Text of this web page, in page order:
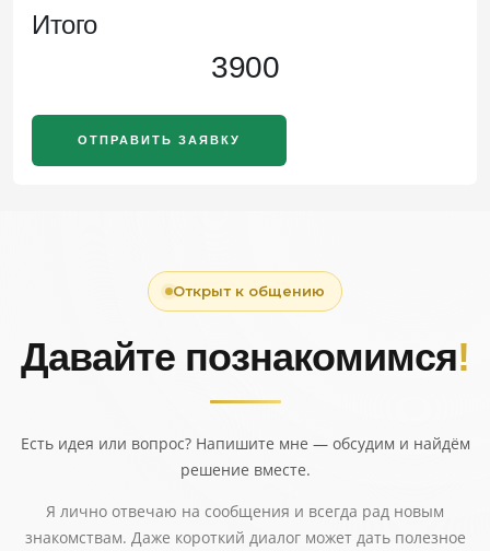
Итого
3900
ОТПРАВИТЬ ЗАЯВКУ
Открыт к общению
Давайте познакомимся!
Есть идея или вопрос? Напишите мне — обсудим и найдём
решение вместе.
Я лично отвечаю на сообщения и всегда рад новым
знакомствам. Даже короткий диалог может дать полезное